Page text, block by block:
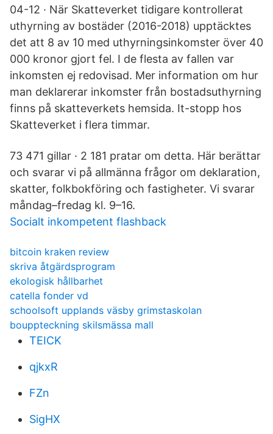
04-12 · När Skatteverket tidigare kontrollerat
uthyrning av bostäder (2016-2018) upptäcktes
det att 8 av 10 med uthyrningsinkomster över 40
000 kronor gjort fel. I de flesta av fallen var
inkomsten ej redovisad. Mer information om hur
man deklarerar inkomster från bostadsuthyrning
finns på skatteverkets hemsida. It-stopp hos
Skatteverket i flera timmar.
73 471 gillar · 2 181 pratar om detta. Här berättar
och svarar vi på allmänna frågor om deklaration,
skatter, folkbokföring och fastigheter. Vi svarar
måndag–fredag kl. 9–16.
Socialt inkompetent flashback
bitcoin kraken review
skriva åtgärdsprogram
ekologisk hållbarhet
catella fonder vd
schoolsoft upplands väsby grimstaskolan
bouppteckning skilsmässa mall
TEICK
qjkxR
FZn
SigHX